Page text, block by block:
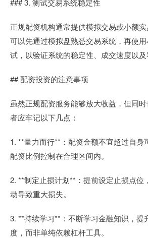
### 3. 测试交易系统稳定性
正规配资机构通常提供模拟交易或小额
可以先通过模拟盘熟悉交易系统，再使
试，以验证系统的稳定性、成交速度以及
## 配资投资的注意事项
虽然正规配资服务能够放大收益，但同
者应牢记以下几点：
1. **量力而行**：配资金额不宜超过自身
配资比例控制在合理区间内。
2. **制定止损计划**：提前设定止损点位
动导致重大损失。
3. **持续学习**：不断学习金融知识，提
度，而非单纯依赖杠杆工具。